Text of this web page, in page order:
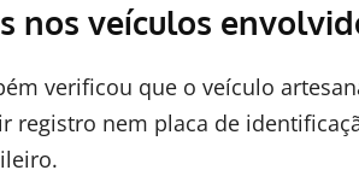
nos veículos
verificou que o veículo
registro nem placa de